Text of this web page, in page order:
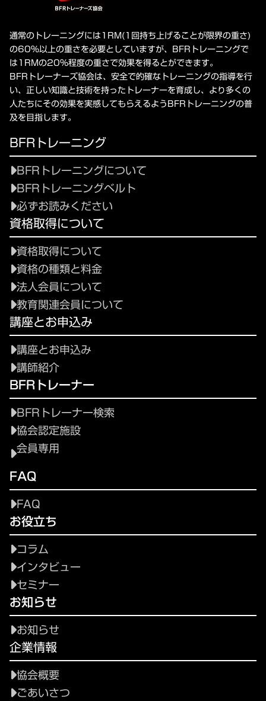
通常のトレーニングには1RM(1回持ち上げることが限界の重さ)
の60%以上の重さを必要としていますが、BFRトレーニングで
は1RMの20%程度の重さで効果を得るとができます。
BFRトレーナーズ協会は、安全で的確なトレーニングの指導を行
い、正しい知識と技術を持ったトレーナーを育成し、より多くの
人たちにその効果を実感してもらえるようBFRトレーニングの普
及を目指します。
BFRトレーニング
BFRトレーニングについて
BFRトレーニングベルト
必ずお読みください
資格取得について
資格取得について
資格の種類と料金
法人会員について
教育関連会員について
講座とお申込み
講座とお申込み
講師紹介
BFRトレーナー
BFRトレーナー検索
協会認定施設
会員専用
FAQ
FAQ
お役立ち
コラム
インタビュー
セミナー
お知らせ
お知らせ
企業情報
協会概要
ごあいさつ